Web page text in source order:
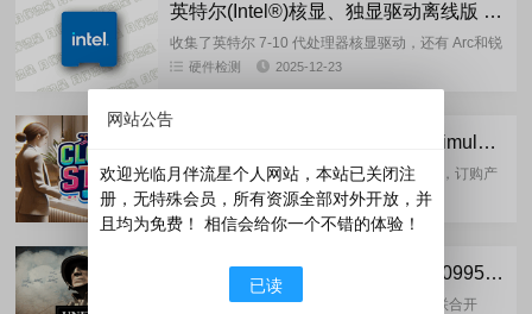
英特尔(Intel®)核显、独显驱动离线版 (2025.12.21）
收集了英特尔 7-10 代处理器核显驱动，还有 Arc和锐
炬 Xe 显卡驱动，都是最新版。当前版本：7 – 10 代
硬件检测 2025-12-23
服装店模拟器：Clothing Store Simulator-v1.0.0-New Games 重制版
你准备好制作一个模组了吗？签订品牌协议，订购产
品，填满柜台，给模特们打扮，然后开始销售。裙
子、衬衫、外套、裤子、睡衣、内衣、鞋子等你。”服
装店模拟器“时尚的核心...
角色扮演 2025-12-22
《统一指挥II》Steam BuildID 21099579-New Games 重制版
《统一指挥II》是由2x2 Games与Croteam联合开
网站公告
欢迎光临月伴流星个人网站，本站已关闭注
册，无特殊会员，所有资源全部对外开放，并
且均为免费！ 相信会给你一个不错的体验！
已读